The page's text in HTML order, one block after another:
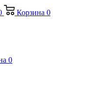
Корзина 0
0